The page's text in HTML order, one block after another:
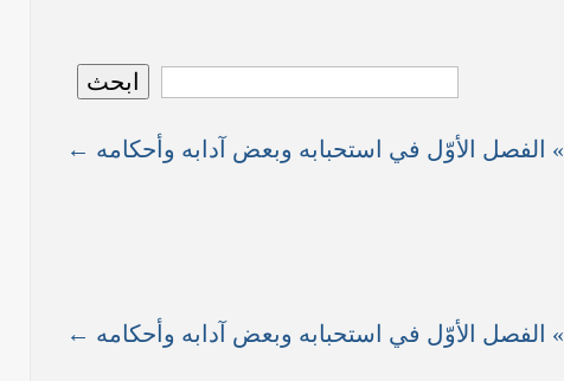
ما ورد في خطبة الجمعة لممثل المرجعية الدينية العليا في كربلاء المقدسة فضيلة العلاّمة الشيخ عبد المهدي الكربلائي في (14/ شعبان /1435هـ) الموافق ( 13/6/2014م ) بعد سيطرة (داعش)
ابحث
» الفصل الأوّل في استحبابه وبعض آدابه وأحكامه ←
» الفصل الأوّل في استحبابه وبعض آدابه وأحكامه ←